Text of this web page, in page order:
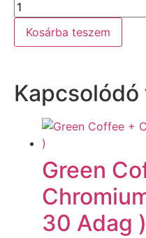
Kosárba teszem
Green
30 Adag )